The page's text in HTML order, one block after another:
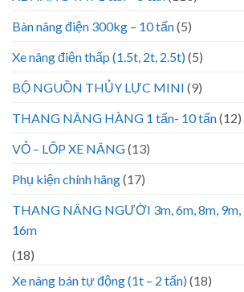
Bàn nâng điện 300kg – 10 tấn(5)
Xe nâng điện thấp (1.5t, 2t, 2.5t)(5)
BỘ NGUỒN THỦY LỰC MINI (9)
THANG NÂNG HÀNG 1 tấn- 10 tấn(12)
VỎ – LỐP XE NÂNG(13)
Phụ kiện chính hãng(17)
THANG NÂNG NGƯỜI 3m, 6m, 8m, 9m,
16m
(18)
Xe nâng bán tự động (1t – 2 tấn)(18)